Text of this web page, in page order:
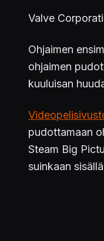
Valve
Ohjaimen
ohjaimen
kuuluisan
pudottamaan
Steam Big
suinkaan